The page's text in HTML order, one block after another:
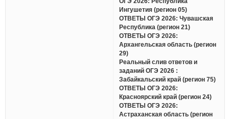
Ингушетия (регион 05)
ОТВЕТЫ ОГЭ 2026: Чувашская
Республика (регион 21)
ОТВЕТЫ ОГЭ 2026:
Архангельская область (регион
29)
Реальный слив ответов и
заданий ОГЭ 2026 :
Забайкальский край (регион 75)
ОТВЕТЫ ОГЭ 2026:
Красноярский край (регион 24)
ОТВЕТЫ ОГЭ 2026:
Астраханская область (регион